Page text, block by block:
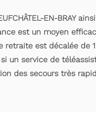
EN-BRAY
est un moyen
retraite est décalée de
un service de
des secours très